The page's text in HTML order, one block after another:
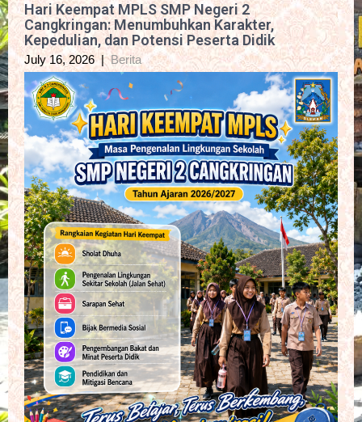
Hari Keempat MPLS SMP Negeri 2
Cangkringan: Menumbuhkan Karakter,
Kepedulian, dan Potensi Peserta Didik
July 16, 2026 |Berita